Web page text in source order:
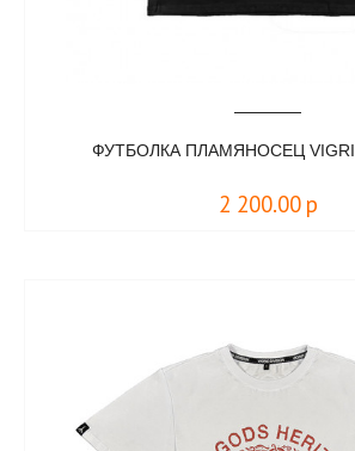
ФУТБОЛКА ПЛАМЯНОСЕЦ
2 200.00 р